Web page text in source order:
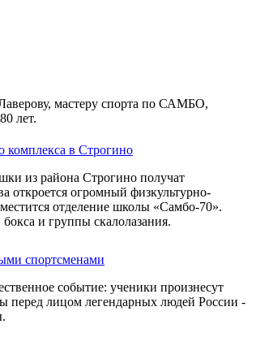
мастеру спорта по САМБО,
лет.
комплекса в Строгино
из района Строгино получат
откроется огромный физкультурно-
отделение школы «Самбо-70».
и группы скалолазания.
спортсменами
событие: ученики произнесут
перед лицом легендарных людей России -